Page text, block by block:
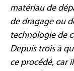
matériau de
de dragage ou
technologie de
Depuis trois à
ce procédé, car